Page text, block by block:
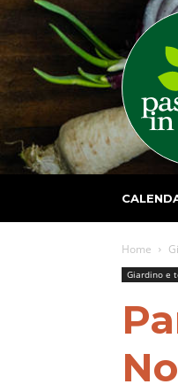
Home
Giardino e